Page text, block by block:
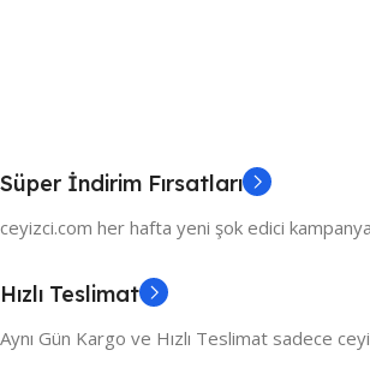
Süper İndirim Fırsatları
ceyizci.com her hafta yeni şok edici
Hızlı Teslimat
Aynı Gün Kargo ve Hızlı Teslimat sadece